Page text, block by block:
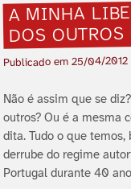
A MINHA
DOS OUTROS
Publicado em25/04/2012
Não é assim que se
outros? Ou é a mesma
dita. Tudo o que temos,
derrube do regime
Portugal durante 40